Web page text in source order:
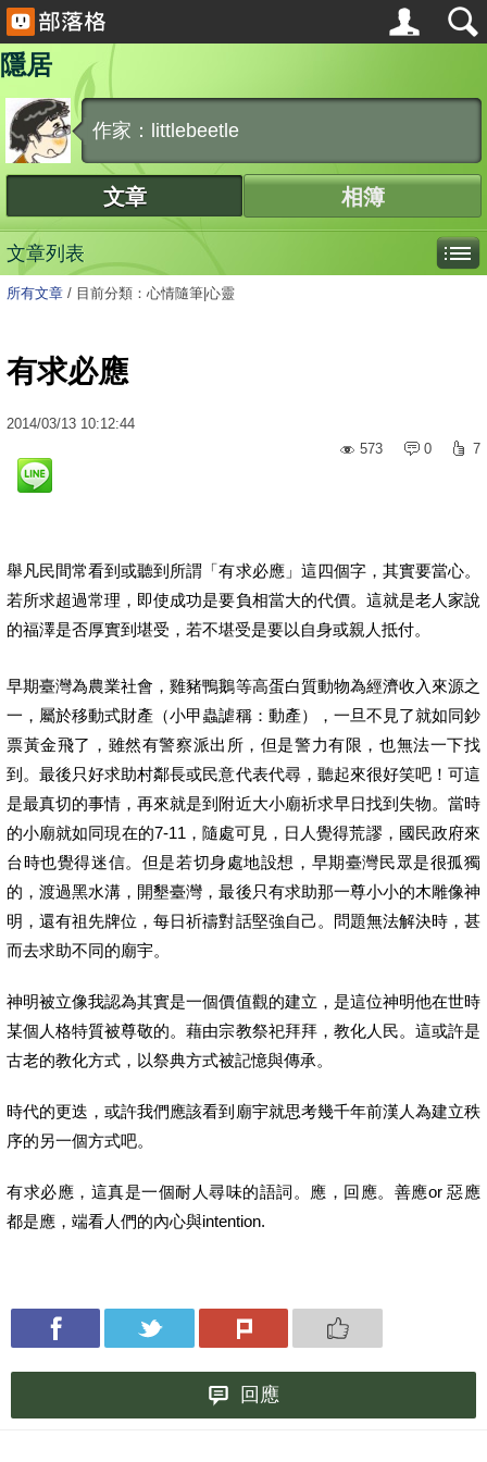
隱居
作家：littlebeetle
文章 相簿
文章列表
所有文章 / 目前分類：心情隨筆|心靈
有求必應
2014/03/13 10:12:44
573
0 7
舉凡民間常看到或聽到所謂「有求必應」這四個字，其實要當心。
若所求超過常理，即使成功是要負相當大的代價。這就是老人家說
的福澤是否厚實到堪受，若不堪受是要以自身或親人抵付。
早期臺灣為農業社會，雞豬鴨鵝等高蛋白質動物為經濟收入來源之
一，屬於移動式財產（小甲蟲謔稱：動產），一旦不見了就如同鈔
票黃金飛了，雖然有警察派出所，但是警力有限，也無法一下找
到。最後只好求助村鄰長或民意代表代尋，聽起來很好笑吧！可這
是最真切的事情，再來就是到附近大小廟祈求早日找到失物。當時
的小廟就如同現在的7-11，隨處可見，日人覺得荒謬，國民政府來
台時也覺得迷信。但是若切身處地設想，早期臺灣民眾是很孤獨
的，渡過黑水溝，開墾臺灣，最後只有求助那一尊小小的木雕像神
明，還有祖先牌位，每日祈禱對話堅強自己。問題無法解決時，甚
而去求助不同的廟宇。
神明被立像我認為其實是一個價值觀的建立，是這位神明他在世時
某個人格特質被尊敬的。藉由宗教祭祀拜拜，教化人民。這或許是
古老的教化方式，以祭典方式被記憶與傳承。
時代的更迭，或許我們應該看到廟宇就思考幾千年前漢人為建立秩
序的另一個方式吧。
有求必應，這真是一個耐人尋味的語詞。應，回應。善應or 惡應
都是應，端看人們的內心與intention.
回應